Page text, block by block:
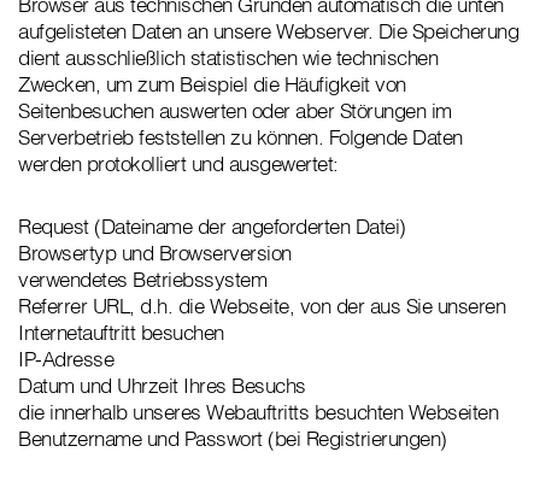
aufgelisteten Daten an unsere Webserver. Die Speicherung
dient ausschließlich statistischen wie technischen
Zwecken, um zum Beispiel die Häufigkeit von
Seitenbesuchen auswerten oder aber Störungen im
Serverbetrieb feststellen zu können. Folgende Daten
werden protokolliert und ausgewertet:
Request (Dateiname der angeforderten Datei)
Browsertyp und Browserversion
verwendetes Betriebssystem
Referrer URL, d.h. die Webseite, von der aus Sie unseren
Internetauftritt besuchen
IP-Adresse
Datum und Uhrzeit Ihres Besuchs
die innerhalb unseres Webauftritts besuchten Webseiten
Benutzername und Passwort (bei Registrierungen)